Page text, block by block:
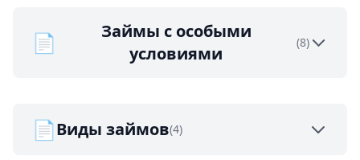
📄
Займы с особыми
условиями
(8)
📄Виды займов(4)